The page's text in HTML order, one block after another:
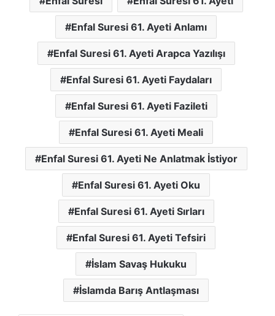
Enfal Suresi 61. Ayeti Anlamı
Enfal Suresi 61. Ayeti Arapca Yazılışı
Enfal Suresi 61. Ayeti Faydaları
Enfal Suresi 61. Ayeti Fazileti
Enfal Suresi 61. Ayeti Meali
Enfal Suresi 61. Ayeti Ne Anlatmak İstiyor
Enfal Suresi 61. Ayeti Oku
Enfal Suresi 61. Ayeti Sırları
Enfal Suresi 61. Ayeti Tefsiri
İslam Savaş Hukuku
İslamda Barış Antlaşması